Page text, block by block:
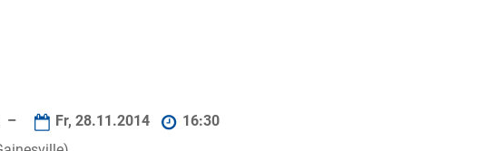
– Fr, 28.11.2014
16:30